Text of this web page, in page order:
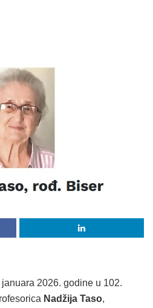
2026. godine u 102.
Nadžija Taso,